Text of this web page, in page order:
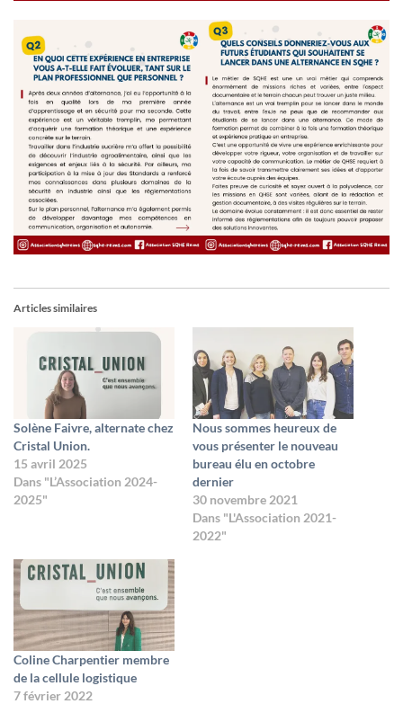
Articles similaires
Solène Faivre, alternate chez
Cristal Union.
15 avril 2025
Dans "L’Association 2024-
2025"
Nous sommes heureux de
vous présenter le nouveau
bureau élu en octobre
dernier
30 novembre 2021
Dans "L'Association 2021-
2022"
Coline Charpentier membre
de la cellule logistique
7 février 2022